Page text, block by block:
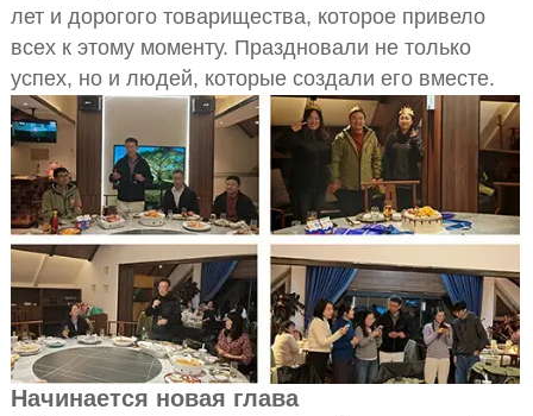
лет и дорогого товарищества, которое привело
всех к этому моменту. Праздновали не только
успех, но и людей, которые создали его вместе.
Начинается новая глава